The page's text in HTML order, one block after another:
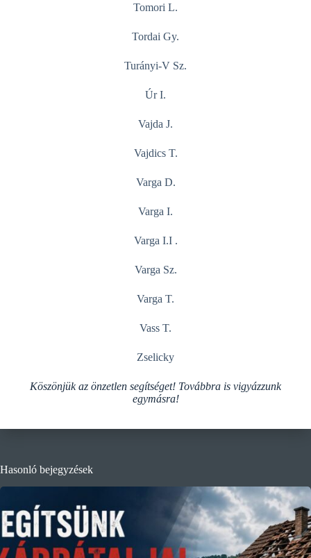
Tomori L.
Tordai Gy.
Turányi-V Sz.
Úr I.
Vajda J.
Vajdics T.
Varga D.
Varga I.
Varga I.I .
Varga Sz.
Varga T.
Vass T.
Zselicky
Köszönjük az önzetlen segítséget! Továbbra is vigyázzunk
egymásra!
Hasonló bejegyzések